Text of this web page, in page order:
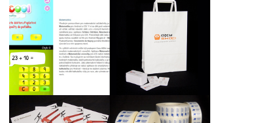
Naše mobilní
vzdělávací aplikace
pro školáky sCool
Matematika v časopisu
dTest
Vizitky a reklamní
papírové tašky